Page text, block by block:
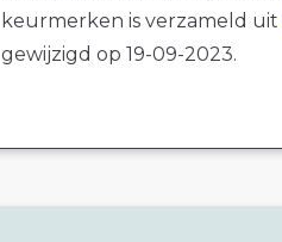
keurmerken is verzameld uit
gewijzigd op 19-09-2023.